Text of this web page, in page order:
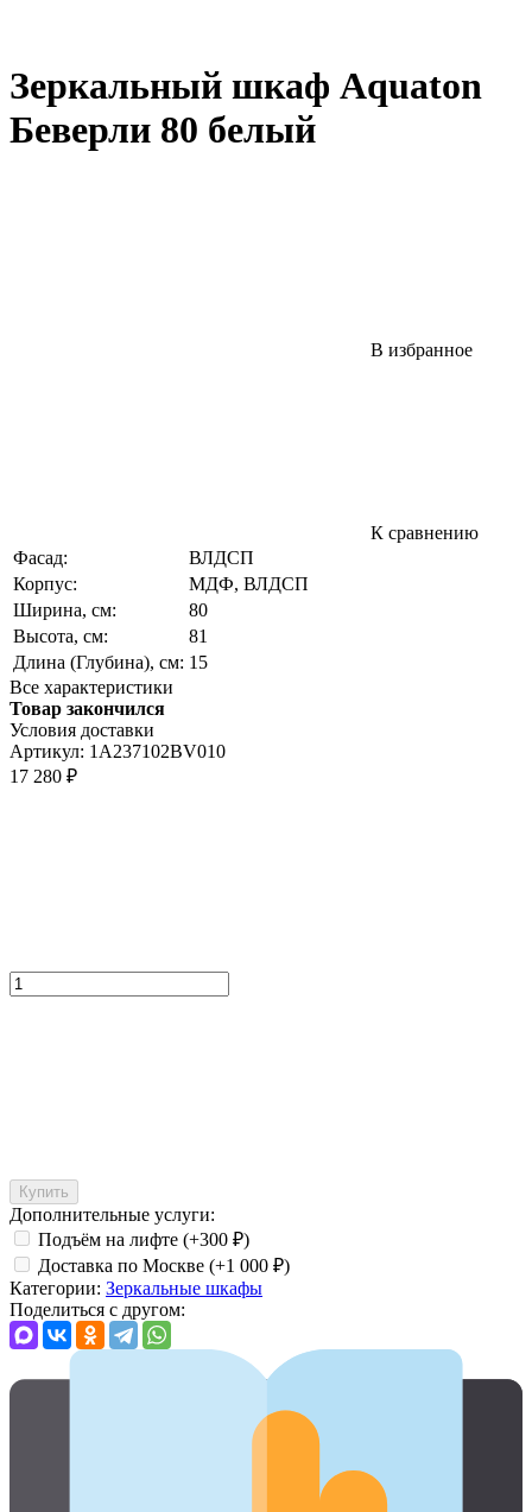
Зеркальный шкаф Aquaton
Беверли 80 белый
В избранное
К сравнению
Фасад:
ВЛДСП
Корпус:
МДФ, ВЛДСП
Ширина, см:
80
Высота, см:
81
Длина (Глубина), см: 15
Все характеристики
Товар закончился
Условия доставки
Артикул: 1A237102BV010
17 280 ₽
Купить
Дополнительные услуги:
Подъём на лифте (+300 ₽)
Доставка по Москве (+1 000 ₽)
Категории: Зеркальные шкафы
Поделиться с другом: